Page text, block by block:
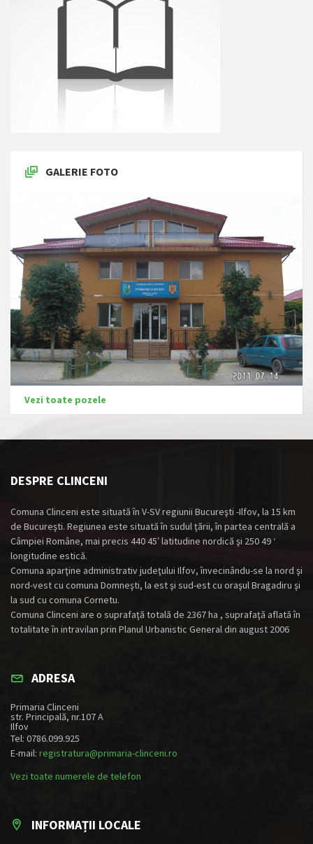
GALERIE FOTO
Vezi toate pozele
DESPRE CLINCENI
Comuna Clinceni este situată în V-SV regiunii Bucureşti -Ilfov, la 15 km
de Bucureşti. Regiunea este situată în sudul ţării, în partea centrală a
Câmpiei Române, mai precis 440 45′ latitudine nordică şi 250 49 ‘
longitudine estică.
Comuna aparţine administrativ judeţului Ilfov, învecinându-se la nord şi
nord-vest cu comuna Domneşti, la est şi sud-est cu oraşul Bragadiru şi
la sud cu comuna Cornetu.
Comuna Clinceni are o suprafaţă totală de 2367 ha , suprafaţă aflată în
totalitate în intravilan prin Planul Urbanistic General din august 2006
ADRESA
Primaria Clinceni
str. Principală, nr.107 A
Ilfov
Tel: 0786.099.925
E-mail: registratura@primaria-clinceni.ro
Vezi toate numerele de telefon
INFORMAȚII LOCALE